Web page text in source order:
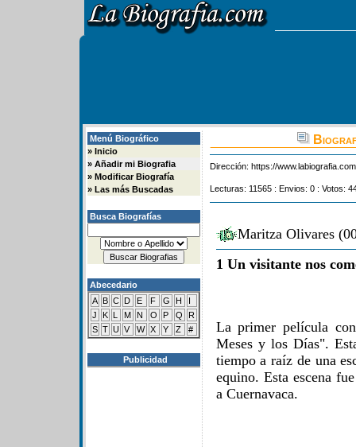
Menú Biográfico
» Inicio
» Añadir mi Biografia
» Modificar Biografía
» Las más Buscadas
Busca Biografías
Abecedario
A B C D E F G H
I
J
K L M N O P Q
R
S T U V W X Y Z #
Publicidad
Dirección: https://
Lecturas: 11565 : Envios: 0 : Votos:
Maritza Olivares
1 Un visitante nos
La primer película
Meses y los Días".
tiempo a raíz de una
equino. Esta escena
a Cuernavaca.